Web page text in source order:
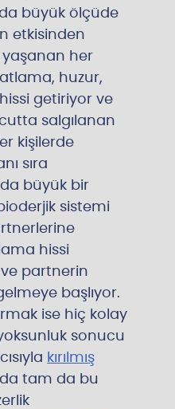
da büyük ölçüde
etkisinden
yaşanan her
huzur,
getiriyor ve
salgılanan
kişilerde
sıra
büyük bir
sistemi
hissi
partnerin
başlıyor.
ise hiç kolay
sonucu
kırılmış
tam da bu